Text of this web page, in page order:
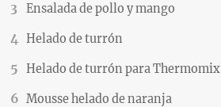
Ensalada de pollo y mango
Helado de turrón
Helado de turrón para Thermomix
Mousse helado de naranja